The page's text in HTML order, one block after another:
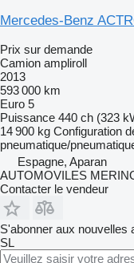
Mercedes-Benz
Prix sur demande
Camion ampliroll
2013
593 000 km
Euro 5
Puissance 440 ch (323
14 900 kg Configuration
pneumatique/
Espagne, Aparan
AUTOMOVILES
Contacter le vendeur
S'abonner aux
SL